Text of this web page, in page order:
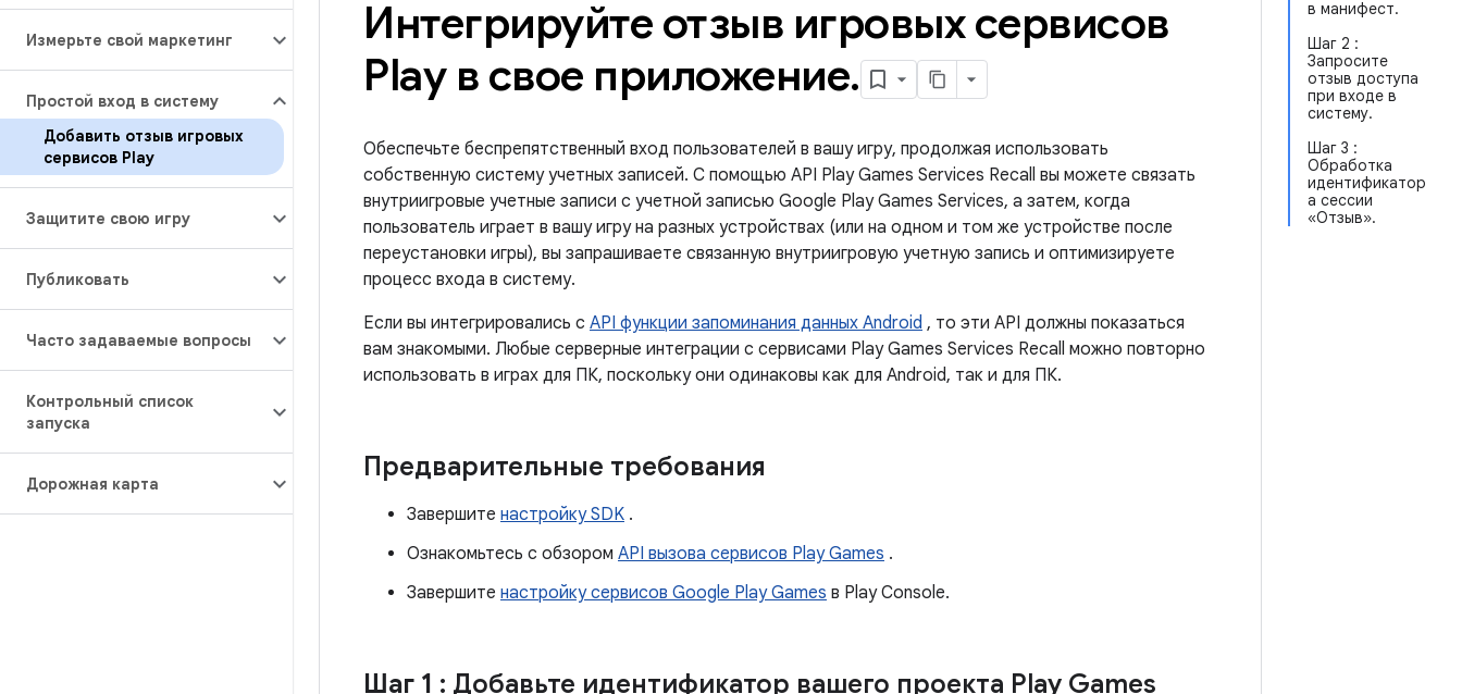
Измерьте свой маркетинг
Простой вход в систему
Добавить отзыв игровых
сервисов Play
Защитите свою игру
Публиковать
Часто задаваемые вопросы
Контрольный список
запуска
Дорожная карта
в манифест.
Шаг 2 :
Запросите
отзыв доступа
при входе в
систему.
Шаг 3 :
Обработка
идентификатор
а сессии
«Отзыв».
Интегрируйте отзыв игровых сервисов
Play в свое приложение.
Обеспечьте беспрепятственный вход пользователей в вашу игру, продолжая использовать
собственную систему учетных записей. С помощью API Play Games Services Recall вы можете связать
внутриигровые учетные записи с учетной записью Google Play Games Services, а затем, когда
пользователь играет в вашу игру на разных устройствах (или на одном и том же устройстве после
переустановки игры), вы запрашиваете связанную внутриигровую учетную запись и оптимизируете
процесс входа в систему.
Если вы интегрировались с API функции запоминания данных Android , то эти API должны показаться
вам знакомыми. Любые серверные интеграции с сервисами Play Games Services Recall можно повторно
использовать в играх для ПК, поскольку они одинаковы как для Android, так и для ПК.
Предварительные требования
Завершите настройку SDK .
Ознакомьтесь с обзором API вызова сервисов Play Games .
Завершите настройку сервисов Google Play Games в Play Console.
Шаг 1 : Добавьте идентификатор вашего проекта Play Games